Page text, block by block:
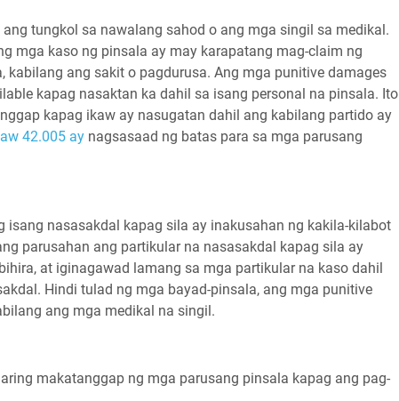
tungkol sa nawalang sahod o ang mga singil sa medikal.
mga kaso ng pinsala ay may karapatang mag-claim ng
ang sakit o pagdurusa. Ang mga punitive damages
kapag nasaktan ka dahil sa isang personal na pinsala. Ito
kapag ikaw ay nasugatan dahil ang kabilang partido ay
42.005 ay nagsasaad ng batas para sa mga parusang
nasasakdal kapag sila ay inakusahan ng kakila-kilabot
parusahan ang partikular na nasasakdal kapag sila ay
at iginagawad lamang sa mga partikular na kaso dahil
Hindi tulad ng mga bayad-pinsala, ang mga punitive
ang mga medikal na singil.
makatanggap ng mga parusang pinsala kapag ang pag-